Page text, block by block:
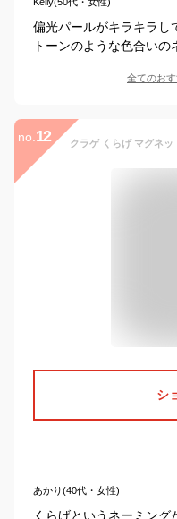
偏光パールがキラキラし
トーンのような色合いの
全てのお
no. 12
シ
あかり(40代・女性)
くらげというネーミン